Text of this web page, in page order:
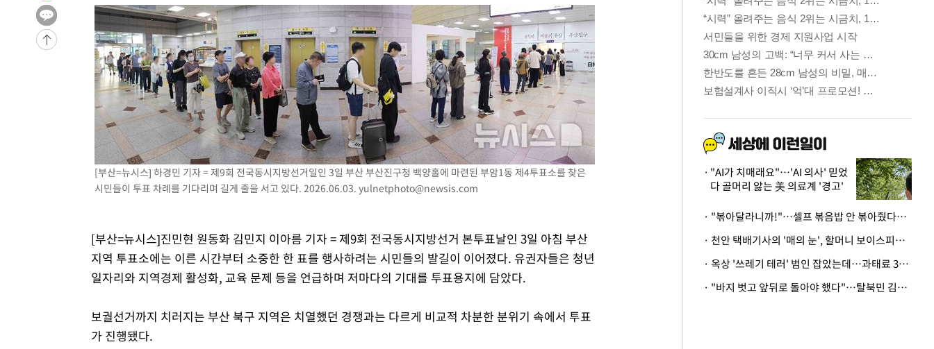
운드는 임시"
-16922초 전 >
"낮 기온 소폭 하락"…수도권 폭염중대경보, 폭염경보로 하향
-16886초 전 >
[속보]이 대통령, '호우피해' 안동·의성 관할 4개 면 특별재난지역
[단독]중수청 지원 검사들, 정원 초과 시 낮은 계급 임용…희망지 못
낮 최고 37도 찜통더위…곳곳 소나기·강원 많은 비[내일날씨]
SK하이닉스, 용인·청주 팹에 54조 투자…"AI 메모리 수요 선제 대
여자배구 이재영·이다영 자매, 아제르바이잔 투란VC 입단
외국인 심판 성 접대 7경기 들여다보니…한국 축구 '5승 2무'
[속보]코스닥, 2.86포인트(0.36%) 내린 798.81마감
[속보]코스피, 6200선 약보합…0.60% 내린 6258.77에 마쳐
[속보]원·달러 환율, 7.7원 내린 1416.1원 마감
[속보]종합특검, '계엄 수용공간 확보' 신용해 前교정본부장 기소
외신들도 주목한 韓축구 파문…"국민적 공분에 수사 재개"
11시간 압수수색에 성접대 파문까지…'쑥대밭' 된 축구협회
[속보]국힘 윤리위, '돌려차기 발언' 진종오·서범수 징계 절차 개시
[부산=뉴시스] 하경민 기자 = 제9회 전국동시지방선거일인 3일 부산 부산진구청 백양홀에 마련된 부암1동 제4투표소를 찾은
시민들이 투표 차례를 기다리며 길게 줄을 서고 있다. 2026.06.03. yulnetphoto@newsis.com
[부산=뉴시스]진민현 원동화 김민지 이아름 기자 = 제9회 전국동시지방선거 본투표날인 3일 아침 부산
지역 투표소에는 이른 시간부터 소중한 한 표를 행사하려는 시민들의 발길이 이어졌다. 유권자들은 청년
일자리와 지역경제 활성화, 교육 문제 등을 언급하며 저마다의 기대를 투표용지에 담았다.
보궐선거까지 치러지는 부산 북구 지역은 치열했던 경쟁과는 다르게 비교적 차분한 분위기 속에서 투표
가 진행됐다.
"AI가 치매래요"…'AI 의사' 믿었
다 골머리 앓는 美 의료계 '경고'
· "볶아달라니까!"…셀프 볶음밥 안 볶아줬다고 사장 폭행한 손님
· 천안 택배기사의 '매의 눈', 할머니 보이스피싱 피해 막아
· 옥상 '쓰레기 테러' 범인 잡았는데…과태료 3만원 처분에 숙박업주 허탈
· "바지 벗고 앞뒤로 돌아야 했다"…탈북민 김서아, 기쁨조 검사 수치심 회상